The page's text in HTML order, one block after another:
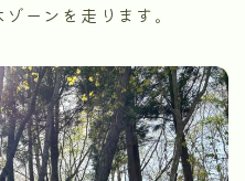
ーンを走ります。